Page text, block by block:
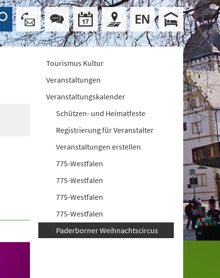
Tourismus Kultur
Veranstaltungen
Veranstaltungskalender
Schützen- und Heimatfeste
Registrierung für Veranstalter
Veranstaltungen erstellen
775-Westfalen
775-Westfalen
775-Westfalen
775-Westfalen
Paderborner Weihnachtscircus